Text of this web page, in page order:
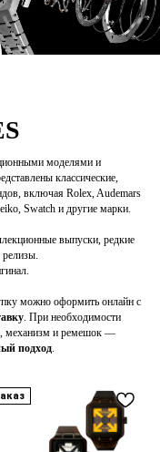
моделями и
классические,
включая Rolex, Audemars
Swatch и другие марки.
выпуски, редкие
релизы.
можно оформить онлайн с
. При необходимости
механизм и ремешок —
подход.